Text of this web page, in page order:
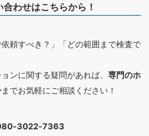
わせはこちらから！
依頼すべき？」「どの範囲まで検査で
ンに関する疑問があれば、 専門のホ
までお気軽にご相談ください！
3022-7363